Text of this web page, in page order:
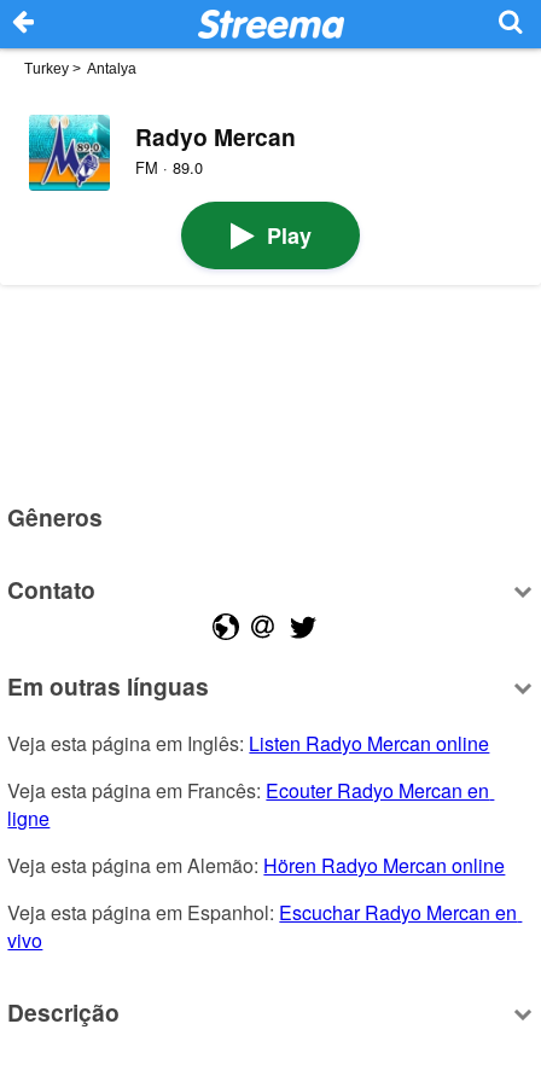
Turkey > Antalya
Radyo Mercan
FM · 89.0
Play
Gêneros
Contato
Em outras línguas
Veja esta página em Inglês: Listen Radyo Mercan online
Veja esta página em Francês: Ecouter Radyo Mercan en
ligne
Veja esta página em Alemão: Hören Radyo Mercan online
Veja esta página em Espanhol: Escuchar Radyo Mercan en
vivo
Descrição